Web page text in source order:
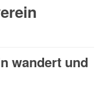
wandert und